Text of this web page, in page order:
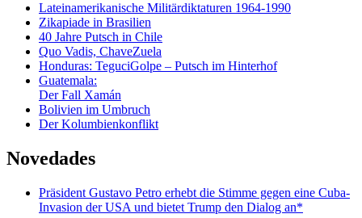
Lateinamerikanische Militärdiktaturen 1964-1990
Zikapiade in Brasilien
40 Jahre Putsch in Chile
Quo Vadis, ChaveZuela
Honduras: TeguciGolpe – Putsch im Hinterhof
Guatemala:
Der Fall Xamán
Bolivien im Umbruch
Der Kolumbienkonflikt
Novedades
Präsident Gustavo Petro erhebt die Stimme gegen eine Cuba-
Invasion der USA und bietet Trump den Dialog an*